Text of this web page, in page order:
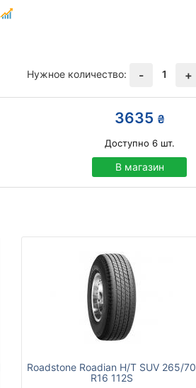
Нужное количество: - 1 +
3635 ₴
Доступно 6шт.
В магазин
Roadstone Roadian H/T SUV 265/70
R16 112S